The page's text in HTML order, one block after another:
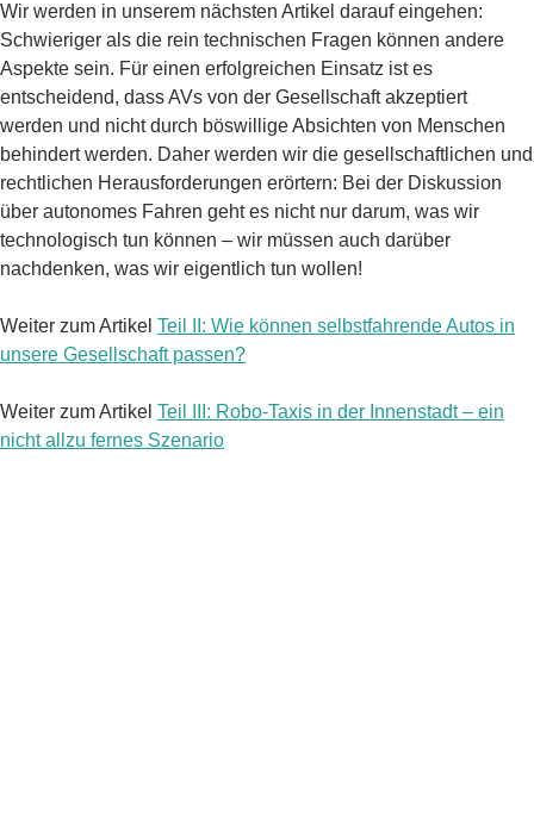
Wir werden in unserem nächsten Artikel darauf eingehen:
Schwieriger als die rein technischen Fragen können andere
Aspekte sein. Für einen erfolgreichen Einsatz ist es
entscheidend, dass AVs von der Gesellschaft akzeptiert
werden und nicht durch böswillige Absichten von Menschen
behindert werden. Daher werden wir die gesellschaftlichen und
rechtlichen Herausforderungen erörtern: Bei der Diskussion
über autonomes Fahren geht es nicht nur darum, was wir
technologisch tun können – wir müssen auch darüber
nachdenken, was wir eigentlich tun wollen!
Weiter zum Artikel Teil II: Wie können selbstfahrende Autos in
unsere Gesellschaft passen?
Weiter zum Artikel Teil III: Robo-Taxis in der Innenstadt – ein
nicht allzu fernes Szenario